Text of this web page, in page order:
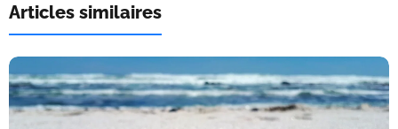
Articles similaires